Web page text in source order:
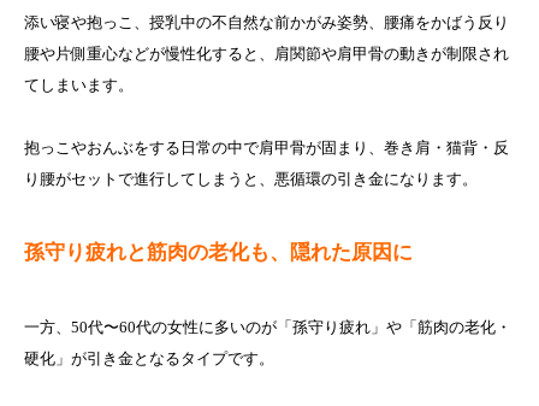
添い寝や抱っこ、授乳中の不自然な前かがみ姿勢、腰痛をかばう反り
腰や片側重心などが慢性化すると、肩関節や肩甲骨の動きが制限され
てしまいます。
抱っこやおんぶをする日常の中で肩甲骨が固まり、巻き肩・猫背・反
り腰がセットで進行してしまうと、悪循環の引き金になります。
孫守り疲れと筋肉の老化も、隠れた原因に
一方、50代〜60代の女性に多いのが「孫守り疲れ」や「筋肉の老化・
硬化」が引き金となるタイプです。